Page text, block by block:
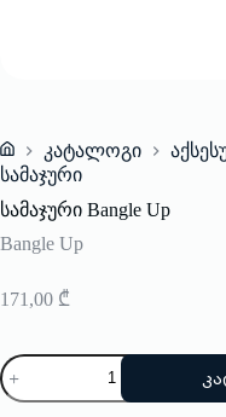
Home
კატალოგი
სამაჯური
სამაჯური Bangle Up
Bangle Up
171,00 ₾
რაოდენობა:
სამაჯური
Bangle